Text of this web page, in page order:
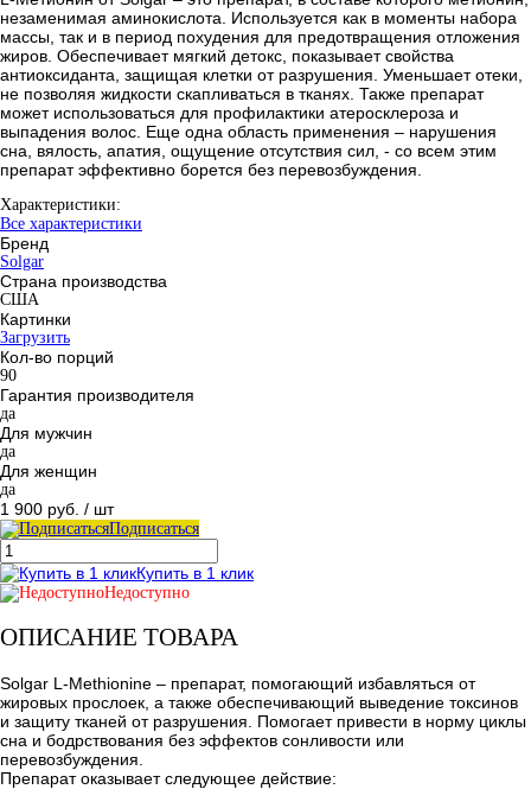
незаменимая аминокислота. Используется как в моменты набора
массы, так и в период похудения для предотвращения отложения
жиров. Обеспечивает мягкий детокс, показывает свойства
антиоксиданта, защищая клетки от разрушения. Уменьшает отеки,
не позволяя жидкости скапливаться в тканях. Также препарат
может использоваться для профилактики атеросклероза и
выпадения волос. Еще одна область применения – нарушения
сна, вялость, апатия, ощущение отсутствия сил, - со всем этим
препарат эффективно борется без перевозбуждения.
Характеристики:
Все характеристики
Бренд
Solgar
Страна производства
США
Картинки
Загрузить
Кол-во порций
90
Гарантия производителя
да
Для мужчин
да
Для женщин
да
1 900 руб. / шт
Подписаться
Купить в 1 клик
Недоступно
ОПИСАНИЕ ТОВАРА
Solgar L-Methionine – препарат, помогающий избавляться от
жировых прослоек, а также обеспечивающий выведение токсинов
и защиту тканей от разрушения. Помогает привести в норму циклы
сна и бодрствования без эффектов сонливости или
перевозбуждения.
Препарат оказывает следующее действие: